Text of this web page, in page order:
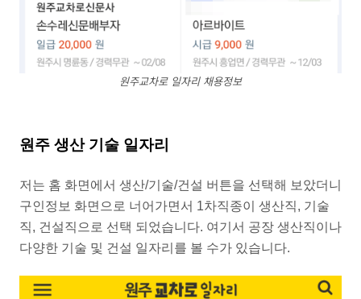
원주교차로 일자리 채용정보
원주 생산 기술 일자리
저는 홈 화면에서 생산/기술/건설 버튼을 선택해 보았더니
구인정보 화면으로 너어가면서 1차직종이 생산직, 기술
직, 건설직으로 선택 되었습니다. 여기서 공장 생산직이나
다양한 기술 및 건설 일자리를 볼 수가 있습니다.